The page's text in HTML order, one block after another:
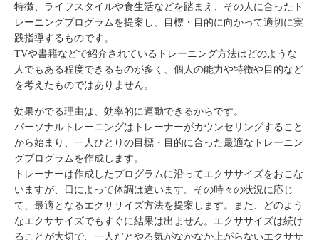
特徴、ライフスタイルや食生活などを踏まえ、その人に合ったト
レーニングプログラムを提案し、目標・目的に向かって適切に実
践指導するものです。
TVや書籍などで紹介されているトレーニング方法はどのような
人でもある程度できるものが多く、個人の能力や特徴や目的など
を考えたものではありません。
効果がでる理由は、効率的に運動できるからです。
パーソナルトレーニングはトレーナーがカウンセリングすること
から始まり、一人ひとりの目標・目的に合った最適なトレーニン
グプログラムを作成します。
トレーナーは作成したプログラムに沿ってエクササイズをおこな
いますが、日によって体調は違います。その時々の状況に応じ
て、最適となるエクササイズ方法を提案します。また、どのよう
なエクササイズでもすぐに結果は出ません。エクササイズは続け
ることが大切で、一人だとやる気がなかなか上がらないエクササ